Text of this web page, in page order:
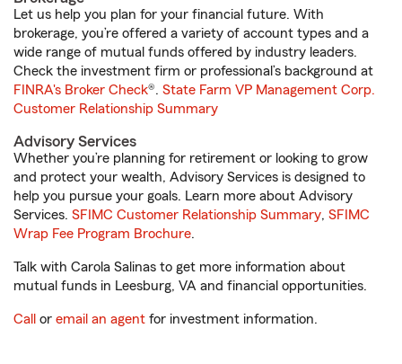
Let us help you plan for your financial future. With
brokerage, you’re offered a variety of account types and a
wide range of mutual funds offered by industry leaders.
Check the investment firm or professional’s background at
FINRA's Broker Check®. State Farm VP Management Corp.
Customer Relationship Summary
Advisory Services
Whether you’re planning for retirement or looking to grow
and protect your wealth, Advisory Services is designed to
help you pursue your goals. Learn more about Advisory
Services. SFIMC Customer Relationship Summary, SFIMC
Wrap Fee Program Brochure.
Talk with Carola Salinas to get more information about
mutual funds in Leesburg, VA and financial opportunities.
Call or email an agent for investment information.